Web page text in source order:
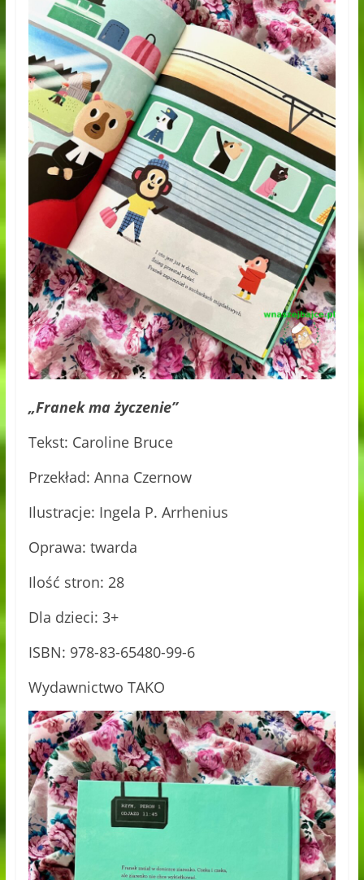
„Franek ma życzenie”
Tekst: Caroline Bruce
Przekład: Anna Czernow
Ilustracje: Ingela P. Arrhenius
Oprawa: twarda
Ilość stron: 28
Dla dzieci: 3+
ISBN: 978-83-65480-99-6
Wydawnictwo TAKO